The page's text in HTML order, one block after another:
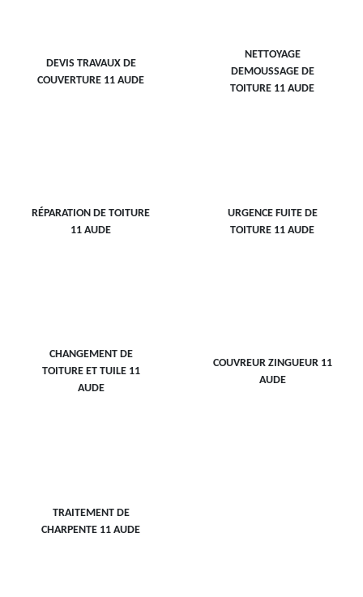
DEVIS TRAVAUX DE
COUVERTURE 11 AUDE
NETTOYAGE
DEMOUSSAGE DE
TOITURE 11 AUDE
RÉPARATION DE TOITURE
11 AUDE
URGENCE FUITE DE
TOITURE 11 AUDE
CHANGEMENT DE
TOITURE ET TUILE 11
AUDE
COUVREUR ZINGUEUR 11
AUDE
TRAITEMENT DE
CHARPENTE 11 AUDE